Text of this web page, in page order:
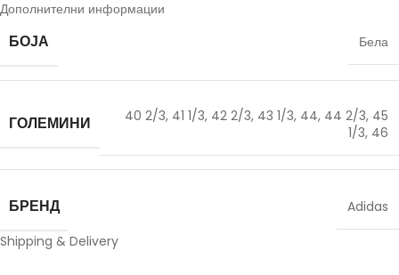
Дополнителни информации
БОЈА Бела
ГОЛЕМИНИ 40 2/3, 41 1/3, 42 2/3, 43 1/3, 44, 44 2/3, 45
1/3, 46
БРЕНД
Adidas
Shipping & Delivery